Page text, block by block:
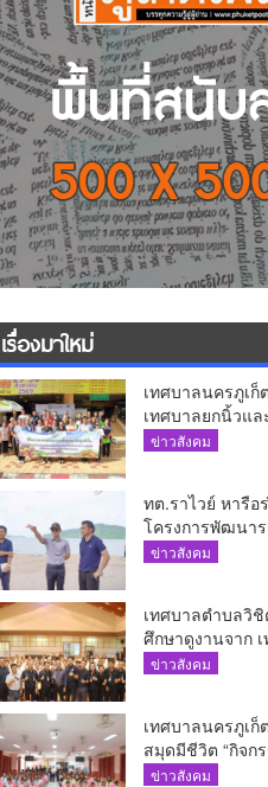
เรื่องมาใหม่
เทศบาลนครภูเก็
เทศบาลยกนิ้วแ
เพื่อสุขอนามัยผู้บ
ข่าวสังคม
ทต.ราไวย์ หารือ
โครงการพัฒนา
เกาะโหลน
ข่าวสังคม
เทศบาลตำบลวิ
ศึกษาดูงานจาก
สุนทร
ข่าวสังคม
เทศบาลนครภูเก็
สมุดมีชีวิต “กิจก
สมุด”
ข่าวสังคม